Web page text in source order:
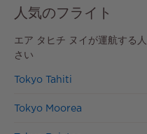
￥136,900 諸税
人気のフライト
エア タヒチ ヌイが運航する
さい
Tokyo Tahiti
Tokyo Moorea